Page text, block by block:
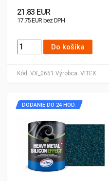
Kód: VX_0651 Výrobca: VITEX
21.83 EUR
17.75 EUR bez DPH
Do košíka
DODANIE DO 24 HOD.